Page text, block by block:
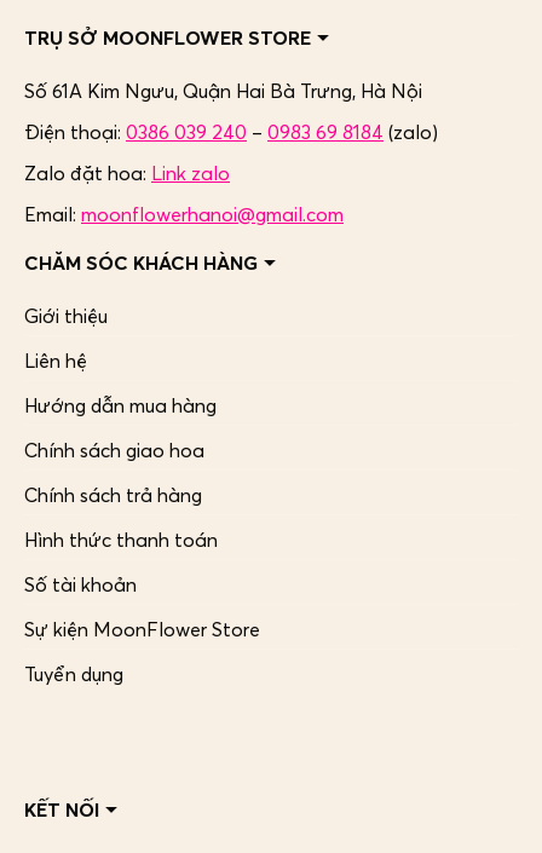
TRỤ SỞ MOONFLOWER STORE
Số 61A Kim Ngưu, Quận Hai Bà Trưng, Hà Nội
Điện thoại: 0386 039 240 – 0983 69 8184 (zalo)
Zalo đặt hoa: Link zalo
Email: moonflowerhanoi@gmail.com
CHĂM SÓC KHÁCH HÀNG
Giới thiệu
Liên hệ
Hướng dẫn mua hàng
Chính sách giao hoa
Chính sách trả hàng
Hình thức thanh toán
Số tài khoản
Sự kiện MoonFlower Store
Tuyển dụng
KẾT NỐI